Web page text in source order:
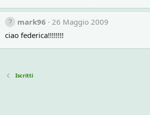
mark96
26 Maggio 2009
ciao federica!!!!!!!!
Iscritti